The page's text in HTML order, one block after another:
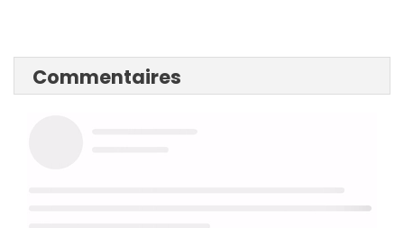
Commentaires